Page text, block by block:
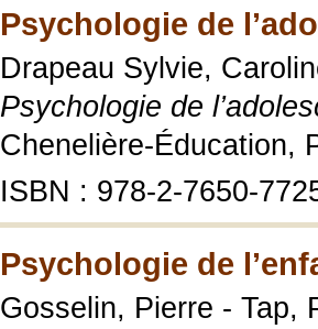
Psychologie de
Drapeau Sylvie,
Psychologie de
Chenelière-Éducation,
ISBN : 978-2-7650-
Psychologie de
Gosselin, Pierre - Tap,